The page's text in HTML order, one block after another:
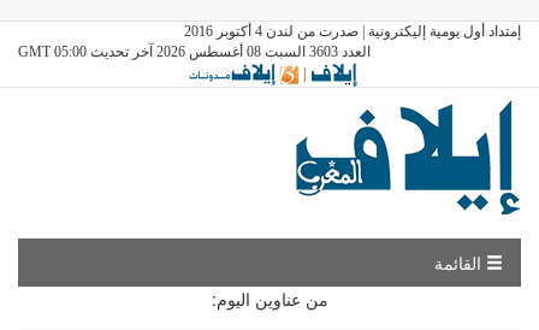
إمتداد أول يومية إليكترونية | صدرت من لندن 4 أكتوبر 2016
العدد 3603 السبت 08 أغسطس 2026 آخر تحديث GMT 05:00
|
القائمة
من عناوين اليوم: